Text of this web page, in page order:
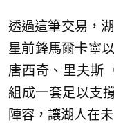
透過這筆交易，
星前鋒馬爾卡寧
唐西奇、里夫斯
組成一套足以支
陣容，讓湖人在